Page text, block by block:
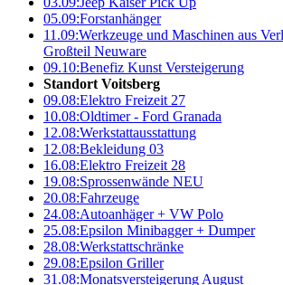
05.09:Forstanhänger
11.09:Werkzeuge und Maschinen aus
Großteil Neuware
09.10:Benefiz Kunst Versteigerung
Standort Voitsberg
09.08:Elektro Freizeit 27
10.08:Oldtimer - Ford Granada
12.08:Werkstattausstattung
12.08:Bekleidung 03
16.08:Elektro Freizeit 28
19.08:Sprossenwände NEU
20.08:Fahrzeuge
24.08:Autoanhäger + VW Polo
25.08:Epsilon Minibagger + Dumper
28.08:Werkstattschränke
29.08:Epsilon Griller
31.08:Monatsversteigerung August